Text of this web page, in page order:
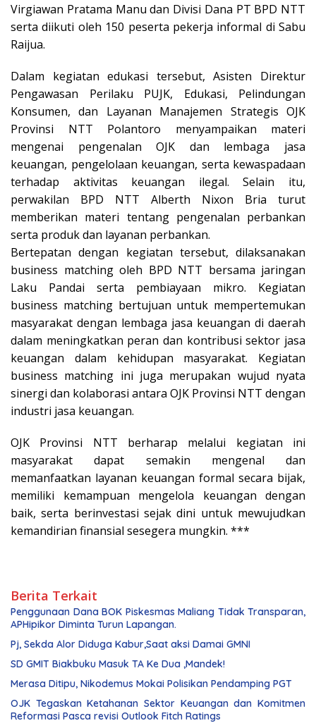
Virgiawan Pratama Manu dan Divisi Dana PT BPD NTT
serta diikuti oleh 150 peserta pekerja informal di Sabu
Raijua.
Dalam kegiatan edukasi tersebut, Asisten Direktur
Pengawasan Perilaku PUJK, Edukasi, Pelindungan
Konsumen, dan Layanan Manajemen Strategis OJK
Provinsi NTT Polantoro menyampaikan materi
mengenai pengenalan OJK dan lembaga jasa
keuangan, pengelolaan keuangan, serta kewaspadaan
terhadap aktivitas keuangan ilegal. Selain itu,
perwakilan BPD NTT Alberth Nixon Bria turut
memberikan materi tentang pengenalan perbankan
serta produk dan layanan perbankan.
Bertepatan dengan kegiatan tersebut, dilaksanakan
business matching oleh BPD NTT bersama jaringan
Laku Pandai serta pembiayaan mikro. Kegiatan
business matching bertujuan untuk mempertemukan
masyarakat dengan lembaga jasa keuangan di daerah
dalam meningkatkan peran dan kontribusi sektor jasa
keuangan dalam kehidupan masyarakat. Kegiatan
business matching ini juga merupakan wujud nyata
sinergi dan kolaborasi antara OJK Provinsi NTT dengan
industri jasa keuangan.
OJK Provinsi NTT berharap melalui kegiatan ini
masyarakat dapat semakin mengenal dan
memanfaatkan layanan keuangan formal secara bijak,
memiliki kemampuan mengelola keuangan dengan
baik, serta berinvestasi sejak dini untuk mewujudkan
kemandirian finansial sesegera mungkin. ***
Berita Terkait
Penggunaan Dana BOK Piskesmas Maliang Tidak Transparan,
APHipikor Diminta Turun Lapangan.
Pj, Sekda Alor Diduga Kabur,Saat aksi Damai GMNI
SD GMIT Biakbuku Masuk TA Ke Dua ,Mandek!
Merasa Ditipu, Nikodemus Mokai Polisikan Pendamping PGT
OJK Tegaskan Ketahanan Sektor Keuangan dan Komitmen
Reformasi Pasca revisi Outlook Fitch Ratings